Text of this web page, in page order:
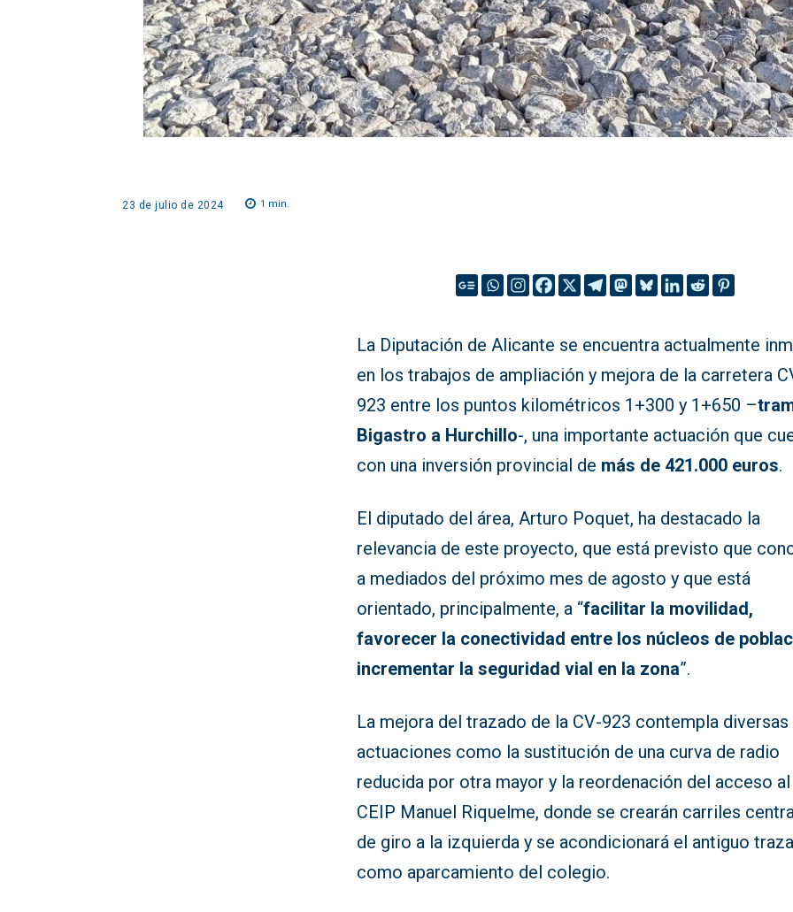
23 de julio de 2024 1 min.
La Diputación de Alicante se encuentra actualmente
en los trabajos de ampliación y mejora de la carretera
923 entre los puntos kilométricos 1+300 y 1+650 –
Bigastro a Hurchillo-, una importante actuación que
con una inversión provincial de más de 421.000 euros.
El diputado del área, Arturo Poquet, ha destacado la
relevancia de este proyecto, que está previsto que
a mediados del próximo mes de agosto y que está
orientado, principalmente, a “facilitar la movilidad,
favorecer la conectividad entre los núcleos de
incrementar la seguridad vial en la zona”.
La mejora del trazado de la CV-923 contempla diversas
actuaciones como la sustitución de una curva de radio
reducida por otra mayor y la reordenación del acceso al
CEIP Manuel Riquelme, donde se crearán carriles
de giro a la izquierda y se acondicionará el antiguo
como aparcamiento del colegio.